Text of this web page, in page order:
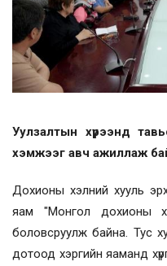
Уулзалтын хүрээнд
хэмжээг авч ажиллаж
Дохионы хэлний хууль эрх
яам "Монгол дохионы
боловсруулж байна. Тус
дотоод хэргийн яаманд